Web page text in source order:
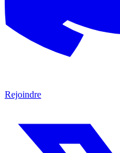
Rejoindre